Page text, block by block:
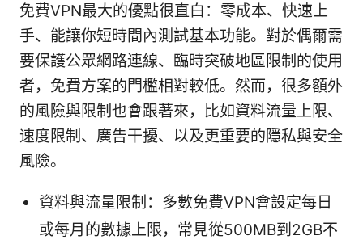
免費VPN最大的優點很直白：零成本、快速上
手、能讓你短時間內測試基本功能。對於偶爾需
要保護公眾網路連線、臨時突破地區限制的使用
者，免費方案的門檻相對較低。然而，很多額外
的風險與限制也會跟著來，比如資料流量上限、
速度限制、廣告干擾、以及更重要的隱私與安全
風險。
資料與流量限制：多數免費VPN會設定每日
或每月的數據上限，常見從500MB到2GB不